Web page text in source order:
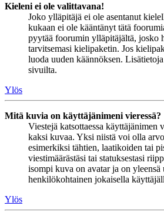
Kieleni ei ole valittavana!
Joko ylläpitäjä ei ole asentanut
kukaan ei ole kääntänyt tätä
pyytää foorumin ylläpitäjältä, josko
tarvitsemasi kielipaketin. Jos
luoda uuden käännöksen.
sivuilta.
Ylös
Mitä kuvia on käyttäjänimeni vieressä?
Viestejä katsottaessa käyttäjänimen
kaksi kuvaa. Yksi niistä voi olla
esimerkiksi tähtien, laatikoiden tai
viestimäärästäsi tai statuksestasi
isompi kuva on avatar ja on
henkilökohtainen jokaisella
Ylös